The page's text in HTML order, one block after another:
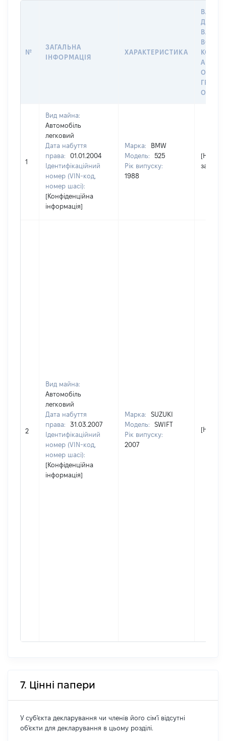
№
ЗАГАЛЬНА
ІНФОРМАЦІЯ
ХАРАКТЕРИСТИКА
ДАТУ
АБО
1
Вид майна:
Автомобіль
легковий
Дата набуття
права:
01.01.2004
Ідентифікаційний
номер (VIN-код,
номер шасі):
[Конфіденційна
інформація]
Марка:
BMW
Модель:
525
Рік випуску:
1988
[Не
2
Вид майна:
Автомобіль
легковий
Дата набуття
права:
31.03.2007
Ідентифікаційний
номер (VIN-код,
номер шасі):
[Конфіденційна
інформація]
Марка:
SUZUKI
Модель:
SWIFT
Рік випуску:
2007
[Не
7. Цінні папери
У суб'єкта декларування чи членів його сім'ї відсутні
об'єкти для декларування в цьому розділі.